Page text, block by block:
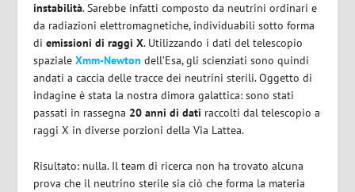
instabilità. Sarebbe infatti composto da neutrini ordinari e
da radiazioni elettromagnetiche, individuabili sotto forma
diemissioni di raggi X. Utilizzando i dati del telescopio
spazialeXmm-Newton dell’Esa, gli scienziati sono quindi
andati a caccia delle tracce dei neutrini sterili. Oggetto di
indagine è stata la nostra dimora galattica: sono stati
passati in rassegna 20 anni di dati raccolti dal telescopio a
raggi X in diverse porzioni della Via Lattea.
Risultato: nulla. Il team di ricerca non ha trovato alcuna
prova che il neutrino sterile sia ciò che forma la materia